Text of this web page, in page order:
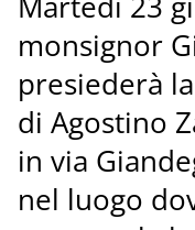
monsignor
presiederà
di Agostino
in via
nel luogo